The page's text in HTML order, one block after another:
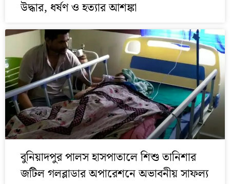
উদ্ধার, ধর্ষণ ও হত্যার আশঙ্কা
বুনিয়াদপুর পালস হাসপাতালে শিশু তানিশার
জটিল গলব্লাডার অপারেশনে অভাবনীয় সাফল্য